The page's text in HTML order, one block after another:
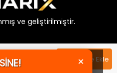
Sepete Ekle
ve geliştirilmiştir.
×